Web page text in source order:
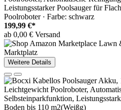
Leistungsstarker Poolsauger für
Poolroboter · Farbe: schwarz
199,99 €*
ab 0,00 € Versand
Marktplatz
Weitere Details